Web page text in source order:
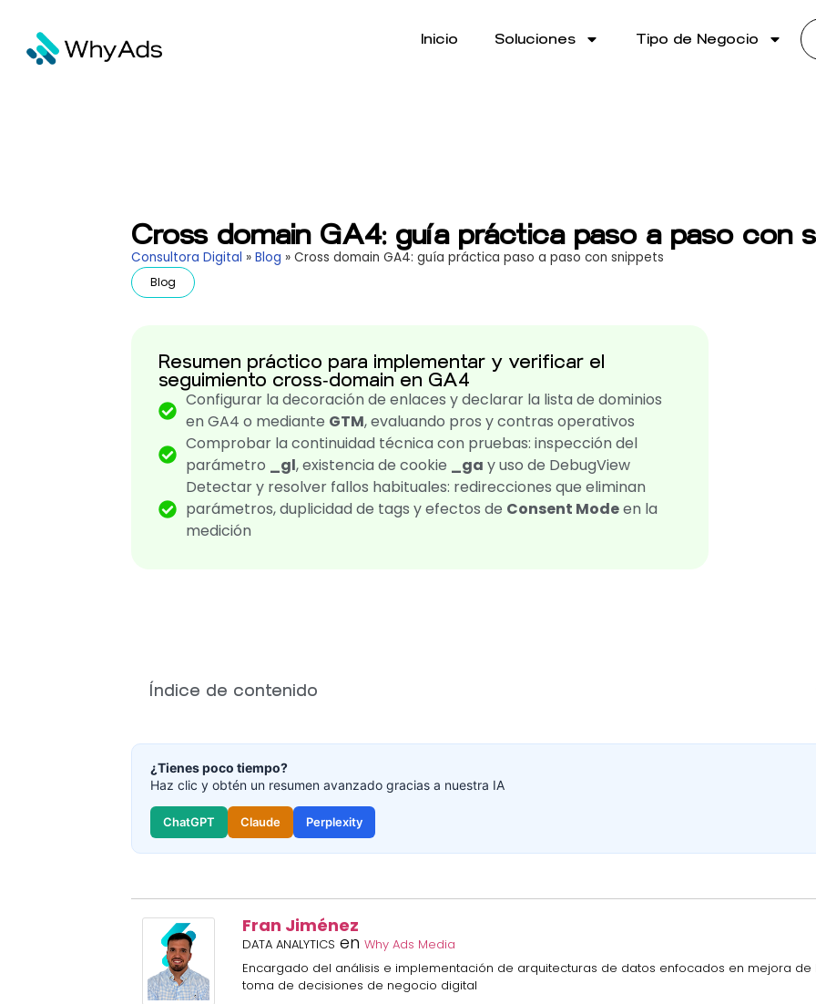
Inicio Soluciones Tipo de Negocio
Cross domain GA4: guía práctica paso a paso con
Consultora Digital »Blog »Cross domain GA4: guía práctica paso a paso con snippets
Blog
Resumen práctico para implementar y verificar el
seguimiento cross‑domain en GA4
Configurar la decoración de enlaces y declarar la lista de dominios
en GA4 o mediante GTM, evaluando pros y contras operativos
Comprobar la continuidad técnica con pruebas: inspección del
parámetro _gl, existencia de cookie _ga y uso de DebugView
Detectar y resolver fallos habituales: redirecciones que eliminan
parámetros, duplicidad de tags y efectos de Consent Modeen la
medición
Índice de contenido
¿Tienes poco tiempo?
Haz clic y obtén un resumen avanzado gracias a nuestra IA
ChatGPT Claude Perplexity
Fran Jiménez
DATA ANALYTICS enWhy Ads Media
Encargado del análisis e implementación de arquitecturas de datos enfocados en mejora de
toma de decisiones de negocio digital